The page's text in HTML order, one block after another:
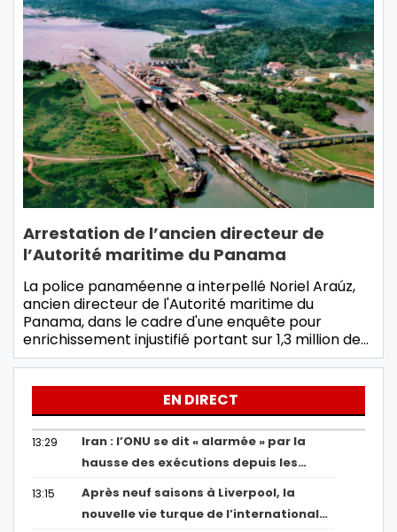
Arrestation de l’ancien directeur de
l’Autorité maritime du Panama
La police panaméenne a interpellé Noriel Araúz,
ancien directeur de l'Autorité maritime du
Panama, dans le cadre d'une enquête pour
enrichissement injustifié portant sur 1,3 million de…
EN DIRECT
13:29
Iran : l’ONU se dit « alarmée » par la
hausse des exécutions depuis les…
13:15
Après neuf saisons à Liverpool, la
nouvelle vie turque de l’international…